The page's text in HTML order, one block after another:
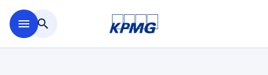
menu search